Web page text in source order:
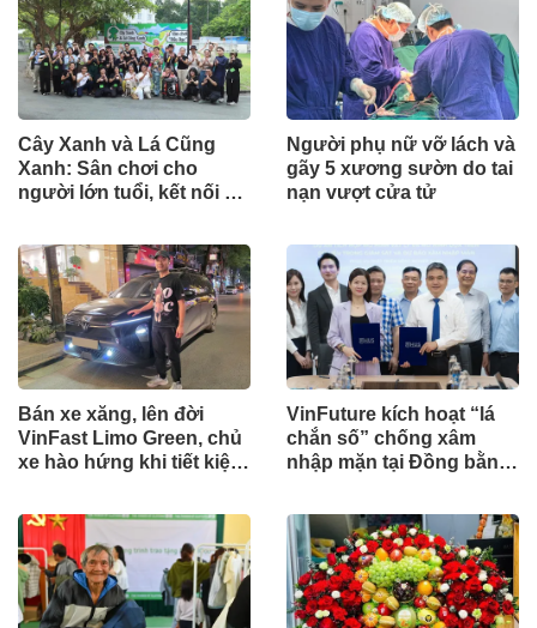
Cây Xanh và Lá Cũng
Xanh: Sân chơi cho
người lớn tuổi, kết nối đa
đồng khác nhau
Người phụ nữ vỡ lách và
gãy 5 xương sườn do tai
nạn vượt cửa tử
Bán xe xăng, lên đời
VinFast Limo Green, chủ
xe hào hứng khi tiết kiệm
tháng, vận hành nhẹ đầu
VinFuture kích hoạt “lá
chắn số” chống xâm
nhập mặn tại Đồng bằng